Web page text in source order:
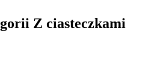
Z ciasteczkami